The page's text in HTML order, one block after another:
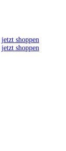
jetzt shoppen
jetzt shoppen